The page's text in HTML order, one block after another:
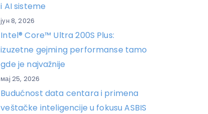
i AI sisteme
јун 8, 2026
Intel® Core™ Ultra 200S Plus:
izuzetne gejming performanse tamo
gde je najvažnije
мај 25, 2026
Budućnost data centara i primena
veštačke inteligencije u fokusu ASBIS